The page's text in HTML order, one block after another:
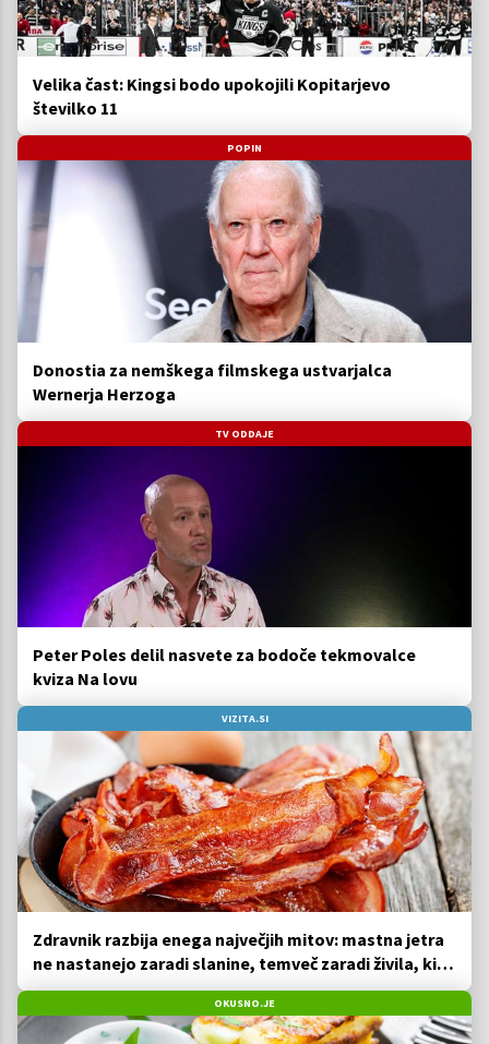
Velika čast: Kingsi bodo upokojili Kopitarjevo
številko 11
POPIN
Donostia za nemškega filmskega ustvarjalca
Wernerja Herzoga
TV ODDAJE
Peter Poles delil nasvete za bodoče tekmovalce
kviza Na lovu
VIZITA.SI
Zdravnik razbija enega največjih mitov: mastna jetra
ne nastanejo zaradi slanine, temveč zaradi živila, ki
ga imamo vsi radi
OKUSNO.JE